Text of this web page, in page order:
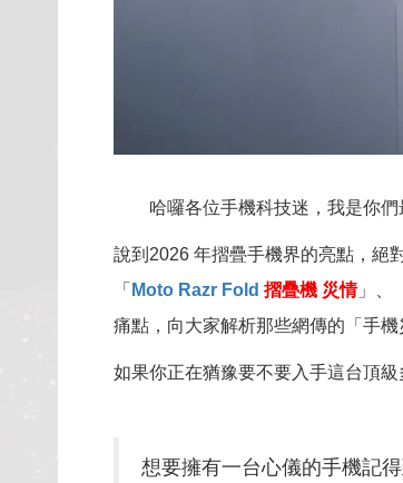
哈囉各位手機科技迷，我是你們
說到2026 年摺疊手機界的亮點，絕
「 Moto Razr Fold 摺疊機 災情」、「
痛點，向大家解析那些網傳的「手
如果你正在猶豫要不要入手這台頂
想要擁有一台心儀的手機記